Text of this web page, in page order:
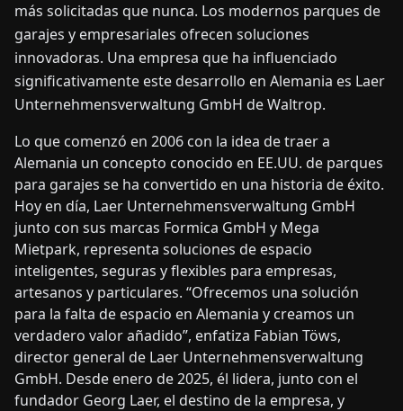
más solicitadas que nunca. Los modernos parques de
garajes y empresariales ofrecen soluciones
innovadoras. Una empresa que ha influenciado
significativamente este desarrollo en Alemania es Laer
Unternehmensverwaltung GmbH de Waltrop.
Lo que comenzó en 2006 con la idea de traer a
Alemania un concepto conocido en EE.UU. de parques
para garajes se ha convertido en una historia de éxito.
Hoy en día, Laer Unternehmensverwaltung GmbH
junto con sus marcas Formica GmbH y Mega
Mietpark, representa soluciones de espacio
inteligentes, seguras y flexibles para empresas,
artesanos y particulares. “Ofrecemos una solución
para la falta de espacio en Alemania y creamos un
verdadero valor añadido”, enfatiza Fabian Töws,
director general de Laer Unternehmensverwaltung
GmbH. Desde enero de 2025, él lidera, junto con el
fundador Georg Laer, el destino de la empresa, y